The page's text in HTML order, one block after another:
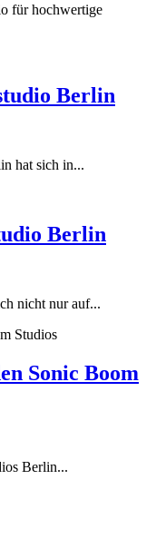
für hochwertige
Berlin
hat sich in...
Berlin
nicht nur auf...
Sonic Boom
Berlin...